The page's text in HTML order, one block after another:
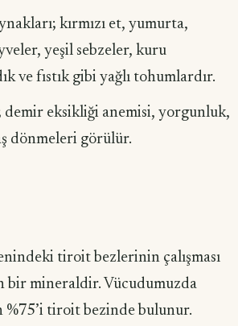
kırmızı et, yumurta,
yeşil sebzeler, kuru
ve fıstık gibi yağlı tohumlardır.
demir eksikliği anemisi, yorgunluk,
dönmeleri görülür.
tiroit bezlerinin çalışması
bir mi­neraldir. Vücudumuzda
%75’i tiroit bezinde bulunur.